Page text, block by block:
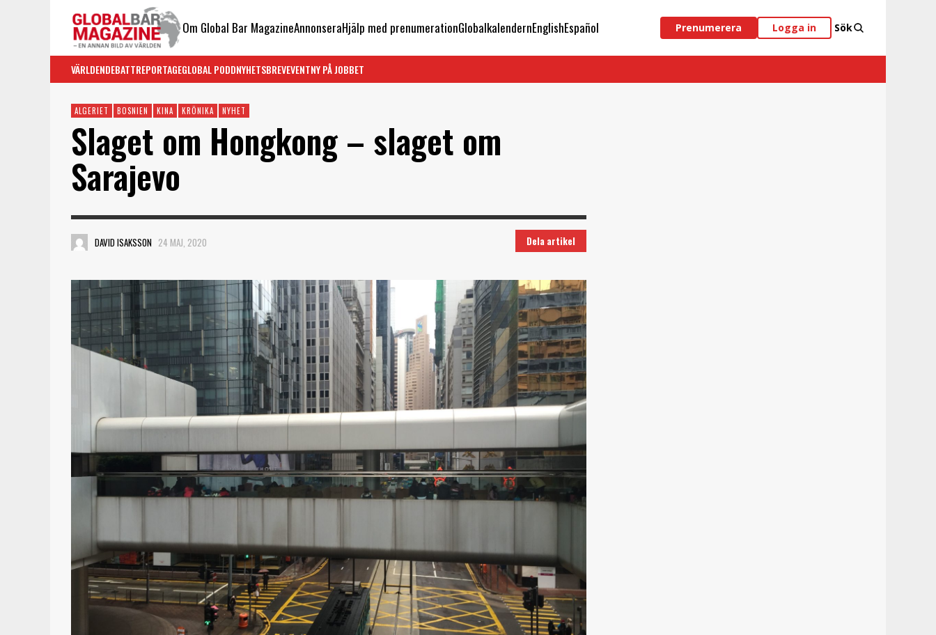
Om Global Bar MagazineAnnonseraHjälp med prenumerationGlobalkalendernEnglishEspañol Prenumerera Logga in Sök
VÄRLDENDEBATTREPORTAGEGLOBAL PODDNYHETSBREVEVENTNY PÅ JOBBET
ALGERIET BOSNIEN KINA KRÖNIKA NYHET
Slaget om Hongkong – slaget om
Sarajevo
DAVID ISAKSSON 24 MAJ, 2020 Dela artikel